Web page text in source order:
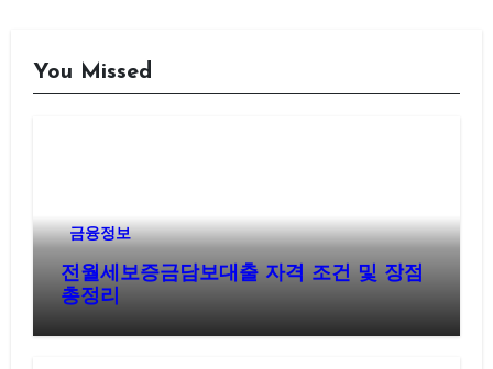
You Missed
금융정보
전월세보증금담보대출 자격 조건 및 장점
총정리